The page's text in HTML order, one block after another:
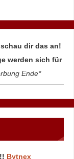
dir das an!
werden sich für
Ende*
Bytnex